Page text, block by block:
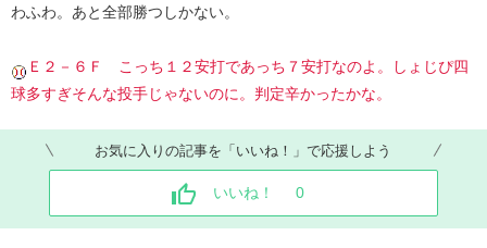
わふわ。あと全部勝つしかない。
Ｅ２－６Ｆ こっち１２安打であっち７安打なのよ。しょじぴ四
球多すぎそんな投手じゃないのに。判定辛かったかな。
お気に入りの記事を「いいね！」で応援しよう
いいね！ 0